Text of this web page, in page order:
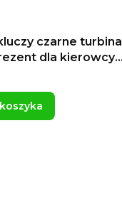
czarne turbina
dla kierowcy
dla chłopaka